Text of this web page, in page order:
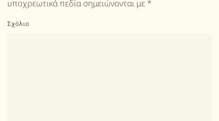
υποχρεωτικά πεδία σημειώνονται με *
Σχόλιο